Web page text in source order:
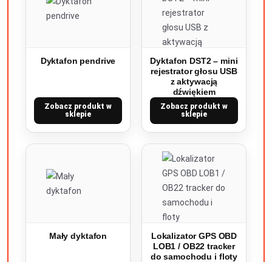
Dyktafon pendrive
Zobacz produkt w
sklepie
Dyktafon DST2 – mini
rejestrator głosu USB
z aktywacją
dźwiękiem
Zobacz produkt w
sklepie
Mały dyktafon
Lokalizator GPS OBD
LOB1 / OB22 tracker
do samochodu i floty